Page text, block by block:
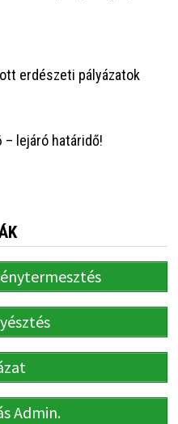
erdészeti pályázatok
– lejáró határidő!
Admin.